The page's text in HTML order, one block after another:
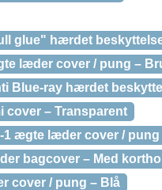
glue" hærdet
læder cover / pung –
Blue-ray hærdet
cover – Transparent
1 ægte læder cover /
bagcover – Med
cover / pung – Blå